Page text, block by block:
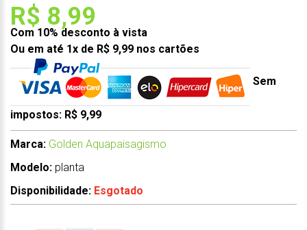
R$ 8,99
Com 10% desconto à vista
Ou em até 1x de R$ 9,99 nos cartões
Sem
impostos: R$ 9,99
Marca: Golden Aquapaisagismo
Modelo: planta
Disponibilidade: Esgotado